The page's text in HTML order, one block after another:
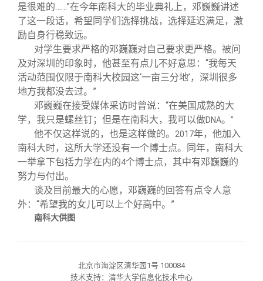
是很难的……”在今年南科大的毕业典礼上，邓巍巍讲述
了这一段话，希望同学们选择挑战，选择延迟满足，激
励自身行稳致远。
对学生要求严格的邓巍巍对自己要求更严格。被问
及对深圳的印象时，他甚至有点儿不好意思：“我每天
活动范围仅限于南科大校园这‘一亩三分地’，深圳很多
地方我都没去过。”
邓巍巍在接受媒体采访时曾说：“在美国成熟的大
学，我只是螺丝钉；但是在南科大，我可以做DNA。 ”
他不仅这样说的，也是这样做的。 2017年，他加入
南科大时，这所大学还没有一个博士点。同年，南科大
一举拿下包括力学在内的4个博士点，其中有邓巍巍的
努力与付出。
谈及目前最大的心愿，邓巍巍的回答有点令人意
外：“希望我的女儿可以上个好高中。”
南科大供图
北京市海淀区清华园1号 100084
技术支持：清华大学信息化技术中心